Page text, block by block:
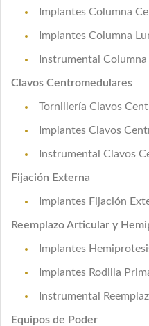
Implantes Columna
Implantes Columna
Instrumental Columna
Clavos Centromedulares
Tornillería Clavos
Implantes Clavos
Instrumental Clavos
Fijación Externa
Implantes Fijación
Reemplazo Articular y
Implantes
Implantes Rodilla
Instrumental
Equipos de Poder